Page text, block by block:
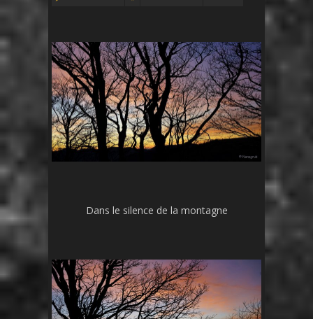
Dans le silence de la montagne